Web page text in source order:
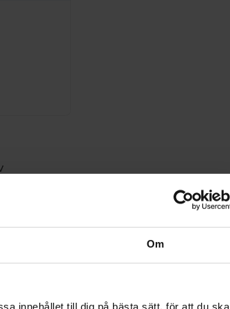
Om
innehållet till dig på bästa sätt, för att du ska
drivkraft